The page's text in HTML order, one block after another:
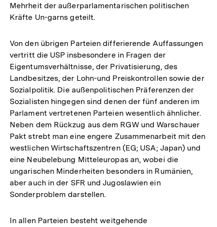
Mehrheit der außerparlamentarischen politischen
Kräfte Un-garns geteilt.
Von den übrigen Parteien differierende Auffassungen
vertritt die USP insbesondere in Fragen der
Eigentumsverhältnisse, der Privatisierung, des
Landbesitzes, der Lohn-und Preiskontrollen sowie der
Sozialpolitik. Die außenpolitischen Präferenzen der
Sozialisten hingegen sind denen der fünf anderen im
Parlament vertretenen Parteien wesentlich ähnlicher.
Neben dem Rückzug aus dem RGW und Warschauer
Pakt strebt man eine engere Zusammenarbeit mit den
westlichen Wirtschaftszentren (EG; USA; Japan) und
eine Neubelebung Mitteleuropas an, wobei die
ungarischen Minderheiten besonders in Rumänien,
aber auch in der SFR und Jugoslawien ein
Sonderproblem darstellen.
In allen Parteien besteht weitgehende